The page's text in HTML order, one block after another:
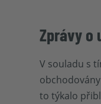
Zprávy o
V souladu s
to týkalo